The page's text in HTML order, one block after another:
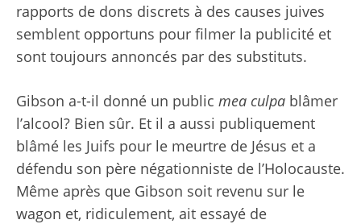
rapports de dons discrets à des causes juives
semblent opportuns pour filmer la publicité et
sont toujours annoncés par des substituts.
Gibson a-t-il donné un public mea culpa blâmer
l’alcool? Bien sûr. Et il a aussi publiquement
blâmé les Juifs pour le meurtre de Jésus et a
défendu son père négationniste de l’Holocauste.
Même après que Gibson soit revenu sur le
wagon et, ridiculement, ait essayé de